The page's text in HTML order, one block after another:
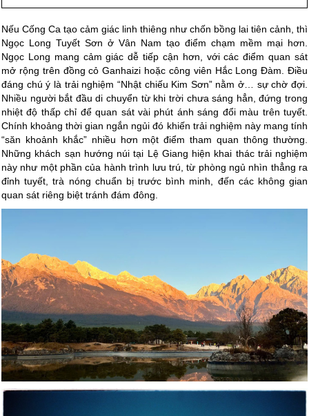
Nếu Cống Ca tạo cảm giác linh thiêng như chốn bồng lai tiên cảnh, thì
Ngọc Long Tuyết Sơn ở Vân Nam tạo điểm chạm mềm mại hơn.
Ngọc Long mang cảm giác dễ tiếp cận hơn, với các điểm quan sát
mở rộng trên đồng cỏ Ganhaizi hoặc công viên Hắc Long Đàm. Điều
đáng chú ý là trải nghiệm “Nhật chiếu Kim Sơn” nằm ở… sự chờ đợi.
Nhiều người bắt đầu di chuyển từ khi trời chưa sáng hẳn, đứng trong
nhiệt độ thấp chỉ để quan sát vài phút ánh sáng đổi màu trên tuyết.
Chính khoảng thời gian ngắn ngủi đó khiến trải nghiệm này mang tính
“săn khoảnh khắc” nhiều hơn một điểm tham quan thông thường.
Những khách sạn hướng núi tại Lệ Giang hiện khai thác trải nghiệm
này như một phần của hành trình lưu trú, từ phòng ngủ nhìn thẳng ra
đỉnh tuyết, trà nóng chuẩn bị trước bình minh, đến các không gian
quan sát riêng biệt tránh đám đông.